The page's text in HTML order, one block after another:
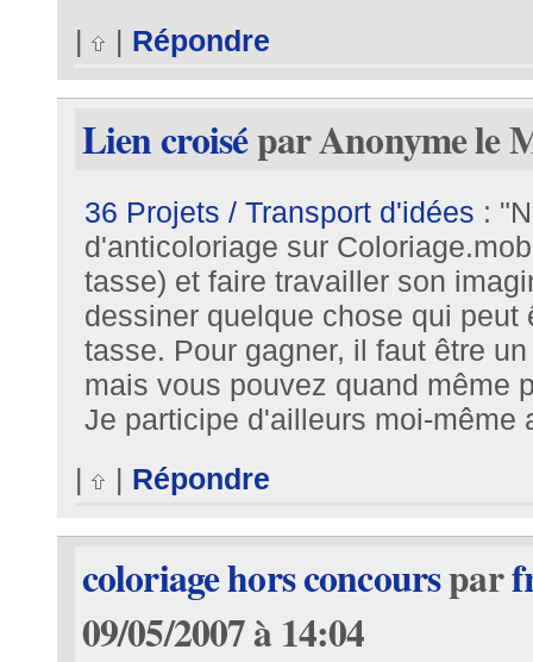
|
| Répondre
Lien croisépar Anonyme le
36 Projets / Transport d'idées :
d'anticoloriage sur
tasse) et faire travailler son
dessiner quelque chose qui
tasse. Pour gagner, il faut être
mais vous pouvez quand même
Je participe d'ailleurs moi-même
|
| Répondre
coloriage hors concourspar
09/05/2007 à 14:04